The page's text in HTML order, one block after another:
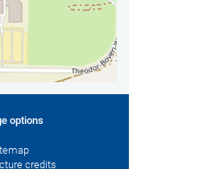
options
credits